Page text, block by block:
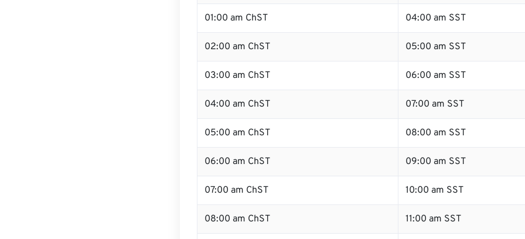
01:00 am ChST 04:00 am SST
02:00 am ChST 05:00 am SST
03:00 am ChST 06:00 am SST
04:00 am ChST 07:00 am SST
05:00 am ChST 08:00 am SST
06:00 am ChST 09:00 am SST
07:00 am ChST 10:00 am SST
08:00 am ChST 11:00 am SST